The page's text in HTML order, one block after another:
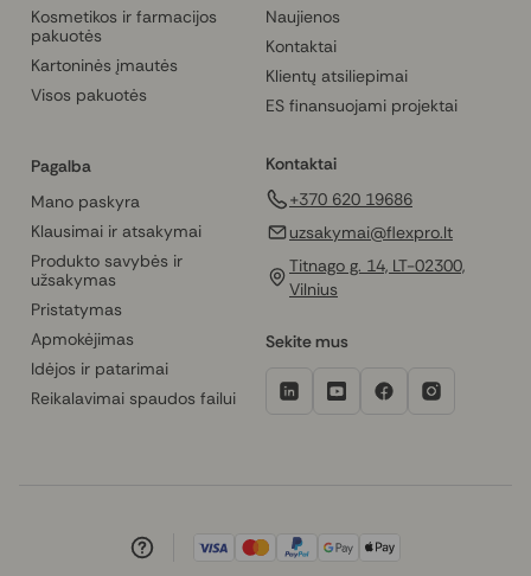
Kosmetikos ir farmacijos
pakuotės
Kartoninės įmautės
Visos pakuotės
Naujienos
Kontaktai
Klientų atsiliepimai
ES finansuojami projektai
Pagalba
Mano paskyra
Klausimai ir atsakymai
Produkto savybės ir
užsakymas
Pristatymas
Apmokėjimas
Idėjos ir patarimai
Reikalavimai spaudos failui
Kontaktai
+370 620 19686
uzsakymai@flexpro.lt
Titnago g. 14, LT-02300,
Vilnius
Sekite mus